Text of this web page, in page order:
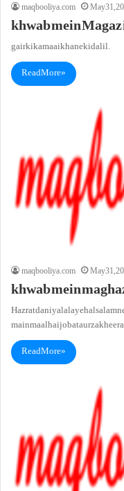
maqbooliya.com
May 31,
khwab mein
gair ki kamaai khane ki dalil.
Read More »
maqbooliya.com
May 31,
khwab mein
Hazrat daniyal alayeh alsalam
main maal hai jo bataur
Read More »